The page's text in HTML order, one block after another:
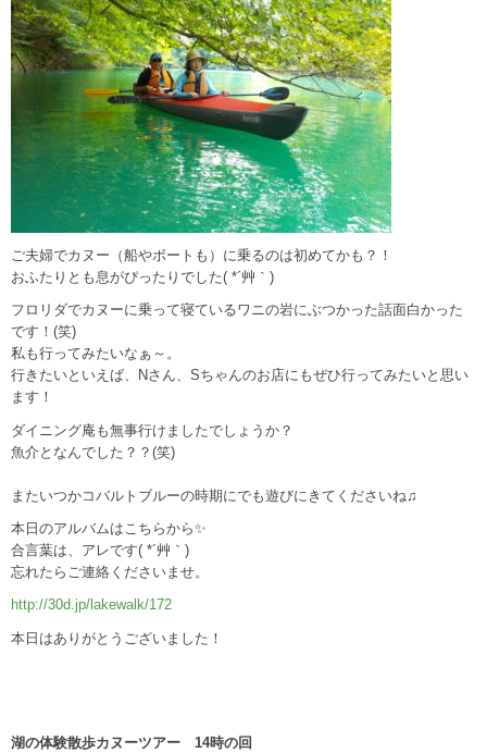
ご夫婦でカヌー（船やボートも）に乗るのは初めてかも？！
おふたりとも息がぴったりでした( *´艸｀)
フロリダでカヌーに乗って寝ているワニの岩にぶつかった話面白かった
です！(笑)
私も行ってみたいなぁ～。
行きたいといえば、Nさん、Sちゃんのお店にもぜひ行ってみたいと思い
ます！
ダイニング庵も無事行けましたでしょうか？
魚介となんでした？？(笑)
またいつかコバルトブルーの時期にでも遊びにきてくださいね♫
本日のアルバムはこちらから✨
合言葉は、アレです( *´艸｀)
忘れたらご連絡くださいませ。
http://30d.jp/lakewalk/172
本日はありがとうございました！
湖の体験散歩カヌーツアー 14時の回